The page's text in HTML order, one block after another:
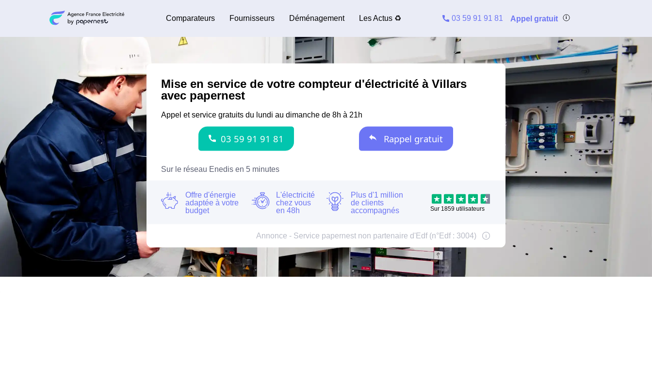
Comparateurs Fournisseurs Déménagement Les Actus ♻️ 03 59 91 91 81 Appel gratuit